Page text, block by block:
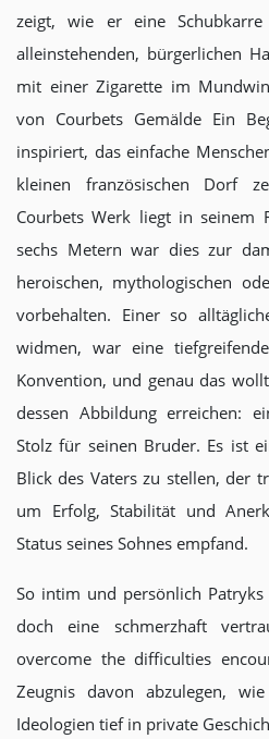
zeigt, wie er eine
alleinstehenden, bürgerlichen
mit einer Zigarette im
von Courbets Gemälde Ein
inspiriert, das einfache
kleinen französischen Dorf
Courbets Werk liegt in
sechs Metern war dies zur
heroischen, mythologischen
vorbehalten. Einer so
widmen, war eine
Konvention, und genau das
dessen Abbildung erreichen:
Stolz für seinen Bruder. Es ist
Blick des Vaters zu stellen, der
um Erfolg, Stabilität und
Status seines Sohnes empfand.
So intim und persönlich
doch eine schmerzhaft
overcome the difficulties
Zeugnis davon abzulegen,
Ideologien tief in private